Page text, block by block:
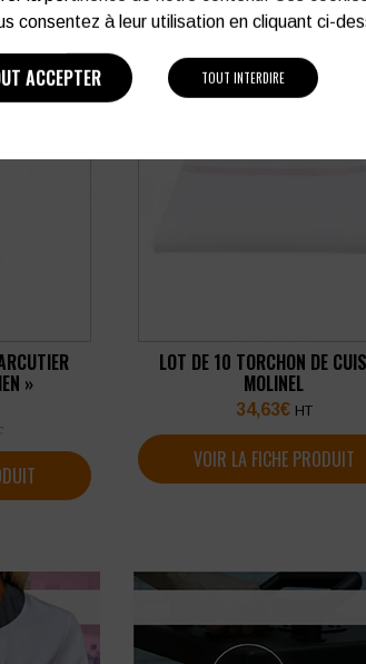
»
LOT DE 10 TORCHON DE
MOLINEL
34,63€ HT
VOIR LA FICHE PRODUIT
consentez à leur utilisation en cliquant ci-
ACCEPTER TOUT INTERDIRE